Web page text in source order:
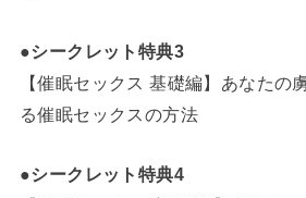
●シークレット特典3
【催眠セックス 基礎編】あなたの
る催眠セックスの方法
●シークレット特典4